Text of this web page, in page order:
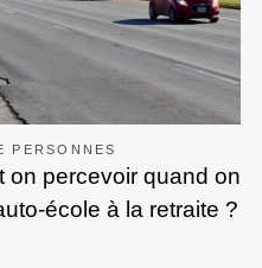
PERSONNES
on percevoir quand on
école à la retraite ?